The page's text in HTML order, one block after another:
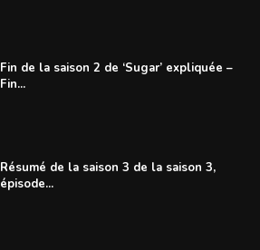
Fin de la saison 2 de ‘Sugar’ expliquée –
Fin...
Résumé de la saison 3 de la saison 3,
épisode...